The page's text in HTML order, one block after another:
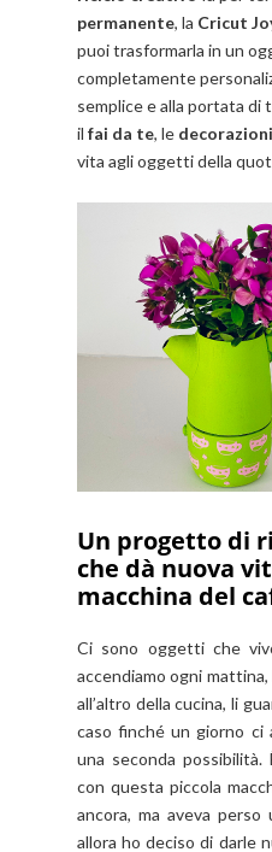
permanente, la Cricut
puoi trasformarla in un
completamente
semplice e alla portata
il fai da te, le
vita agli oggetti della
Un progetto di
che dà nuova
macchina del
Ci sono oggetti che
accendiamo ogni
all’altro della cucina, li
caso finché un giorno ci
una seconda
con questa piccola
ancora, ma aveva perso
allora ho deciso di darle